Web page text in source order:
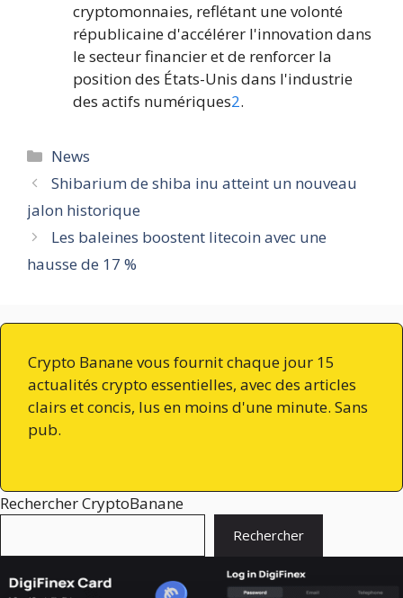
cryptomonnaies, reflétant une volonté
républicaine d'accélérer l'innovation dans
le secteur financier et de renforcer la
position des États-Unis dans l'industrie
des actifs numériques2.
Catégories
News
Shibarium de shiba inu atteint un nouveau
jalon historique
Les baleines boostent litecoin avec une
hausse de 17 %
Crypto Banane vous fournit chaque jour 15
actualités crypto essentielles, avec des articles
clairs et concis, lus en moins d'une minute. Sans
pub.
Rechercher CryptoBanane
Rechercher